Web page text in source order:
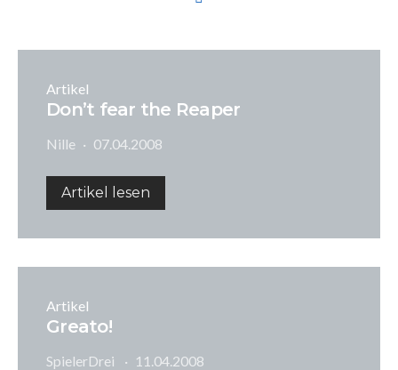
Artikel
Don’t fear the Reaper
Nille 07.04.2008
Artikel lesen
Artikel
Greato!
SpielerDrei 11.04.2008